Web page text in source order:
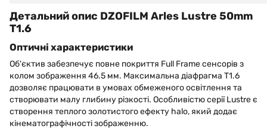
Детальний опис DZOFILM Arles Lustre 50mm
T1.6
Оптичні характеристики
Об'єктив забезпечує повне покриття Full Frame сенсорів з
колом зображення 46.5 мм. Максимальна діафрагма T1.6
дозволяє працювати в умовах обмеженого освітлення та
створювати малу глибину різкості. Особливістю серії Lustre є
створення теплого золотистого ефекту halo, який додає
кінематографічності зображенню.